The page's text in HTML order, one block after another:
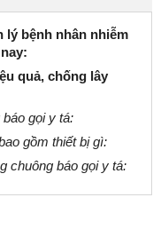
lý bệnh nhân nhiễm
quả, chống lây
gọi y tá:
gồm thiết bị gì:
chuông báo gọi y tá: